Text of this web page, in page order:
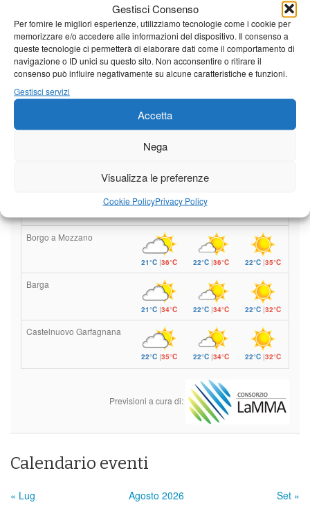
Gestisci Consenso
Per fornire le migliori esperienze, utilizziamo tecnologie come i cookie per
memorizzare e/o accedere alle informazioni del dispositivo. Il consenso a
queste tecnologie ci permetterà di elaborare dati come il comportamento di
navigazione o ID unici su questo sito. Non acconsentire o ritirare il
consenso può influire negativamente su alcune caratteristiche e funzioni.
Gestisci servizi
Accetta
Nega
Visualizza le preferenze
Cookie PolicyPrivacy Policy
Vedi tutti i servizi
Meteo
Il tempo di questo fine
settimana. temperature ancora
stagionali
Borgo a Mozzano
21°C|36°C 22°C|36°C 22°C |35°C
Barga
21°C|34°C 22°C|34°C 22°C |32°C
Castelnuovo Garfagnana
22°C|35°C 22°C|34°C 22°C |32°C
Previsioni a cura di:
Calendario eventi
« Lug Agosto 2026
Set »